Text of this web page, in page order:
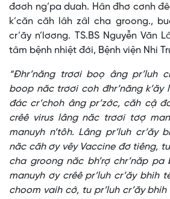
đơơh ng’pa dưah. Hân đhơ cơnh
k’căn căh lâh zâl cha groong.,
cr’ăy n’lơơng. TS.BS Nguyễn Văn
tâm bệnh nhiệt đới, Bệnh viện Nhi
“Đhr’năng trơơi boọ âng pr’luh
boop năc trơơi coh đhr’năng k’ăy
đác cr’choh âng pr’zớc, căh cậ
crêê virus lâng năc trơơi tơợ
manuyh n’tôh. Lâng pr’luh cr’ăy
năc căh ơy vêy Vaccine đơ tiêng,
cha groong năc bh’rợ chr’năp
manuyh ơy crêê pr’luh cr’ăy bhih
choom vaih cớ, tu pr’luh cr’ăy